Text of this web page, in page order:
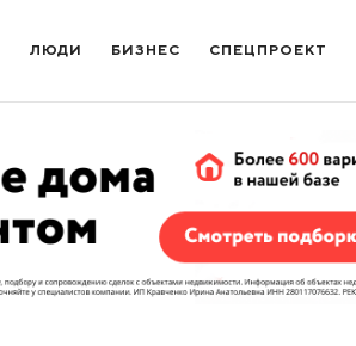
ЛЮДИ БИЗНЕС СПЕЦПРОЕКТ